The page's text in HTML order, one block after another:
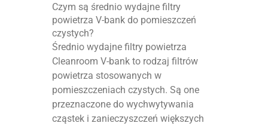
Czym są średnio wydajne filtry
powietrza V-bank do pomieszczeń
czystych?
Średnio wydajne filtry powietrza
Cleanroom V-bank to rodzaj filtrów
powietrza stosowanych w
pomieszczeniach czystych. Są one
przeznaczone do wychwytywania
cząstek i zanieczyszczeń większych